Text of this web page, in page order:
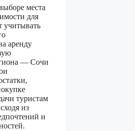
места
для
учитывать
аренду
— Сочи
туристам
из
и